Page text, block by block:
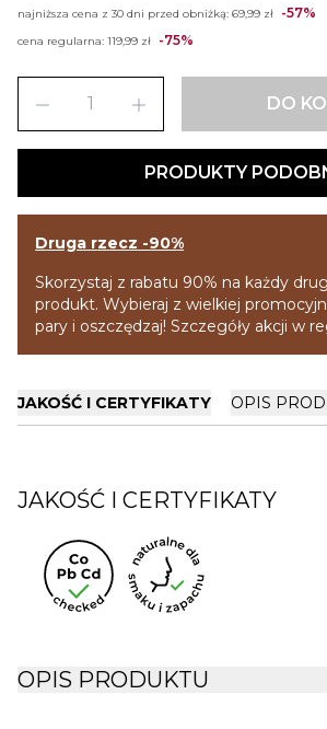
najniższa cena z 30 dni przed obniżką: 69,99 zł -57%
cena regularna: 119,99 zł -75%
remove add DO
PRODUKTY
Druga rzecz -90%
Skorzystaj z rabatu 90% na każdy
produkt. Wybieraj z wielkiej
pary i oszczędzaj! Szczegóły akcji w
JAKOŚĆ I CERTYFIKATY OPIS
JAKOŚĆ I CERTYFIKATY
OPIS PRODUKTU